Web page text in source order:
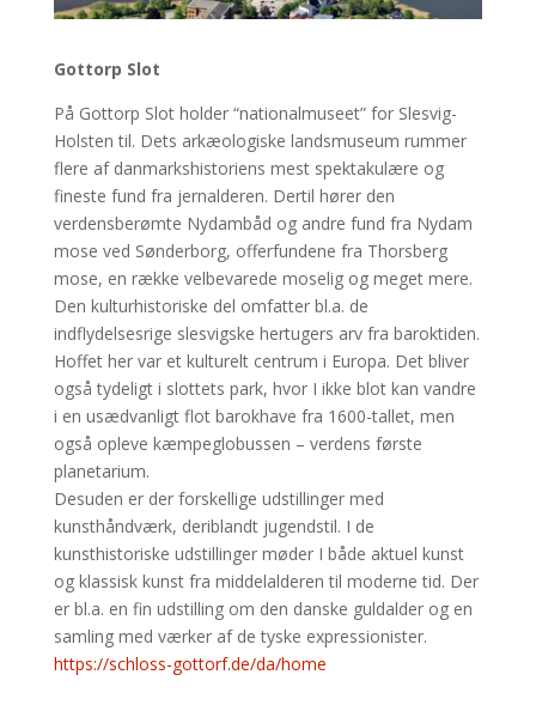
Gottorp Slot
På Gottorp Slot holder “nationalmuseet” for Slesvig-
Holsten til. Dets arkæologiske landsmuseum rummer
flere af danmarkshistoriens mest spektakulære og
fineste fund fra jernalderen. Dertil hører den
verdensberømte Nydambåd og andre fund fra Nydam
mose ved Sønderborg, offerfundene fra Thorsberg
mose, en række velbevarede moselig og meget mere.
Den kulturhistoriske del omfatter bl.a. de
indflydelsesrige slesvigske hertugers arv fra baroktiden.
Hoffet her var et kulturelt centrum i Europa. Det bliver
også tydeligt i slottets park, hvor I ikke blot kan vandre
i en usædvanligt flot barokhave fra 1600-tallet, men
også opleve kæmpeglobussen – verdens første
planetarium.
Desuden er der forskellige udstillinger med
kunsthåndværk, deriblandt jugendstil. I de
kunsthistoriske udstillinger møder I både aktuel kunst
og klassisk kunst fra middelalderen til moderne tid. Der
er bl.a. en fin udstilling om den danske guldalder og en
samling med værker af de tyske expressionister.
https://schloss-gottorf.de/da/home